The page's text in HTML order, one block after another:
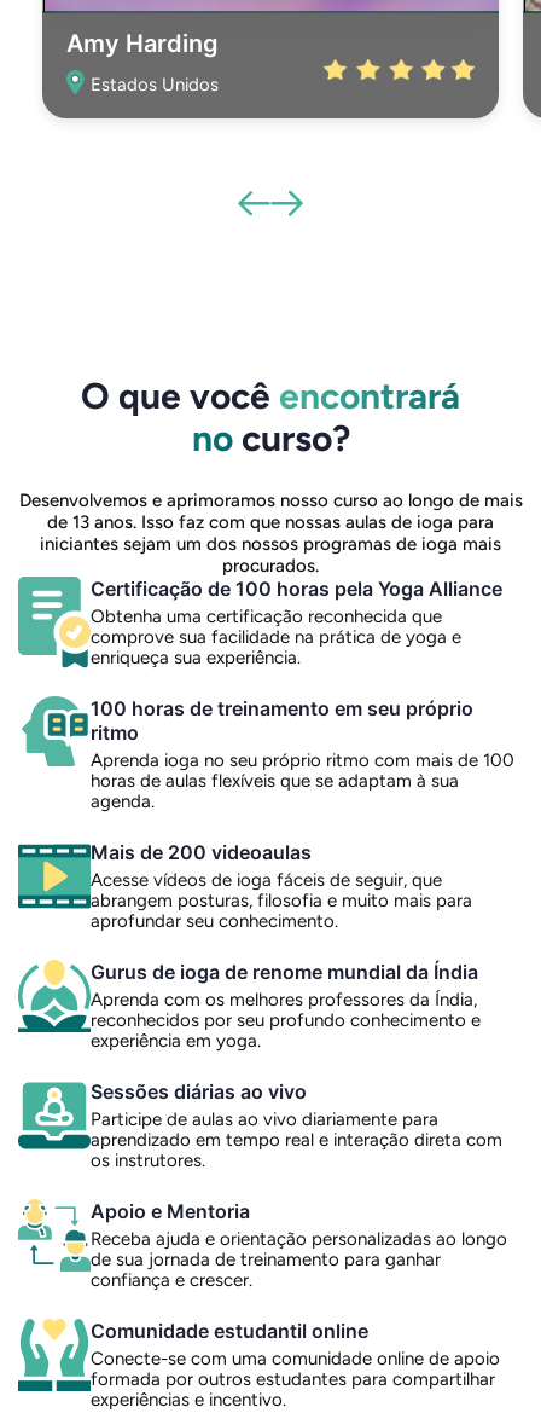
Amy Harding
Estados Unidos
O que você encontrará
nocurso?
Desenvolvemos e aprimoramos nosso curso ao longo de mais
de 13 anos. Isso faz com que nossas aulas de ioga para
iniciantes sejam um dos nossos programas de ioga mais
procurados.
Certificação de 100 horas pela Yoga Alliance
Obtenha uma certificação reconhecida que
comprove sua facilidade na prática de yoga e
enriqueça sua experiência.
100 horas de treinamento em seu próprio
ritmo
Aprenda ioga no seu próprio ritmo com mais de 100
horas de aulas flexíveis que se adaptam à sua
agenda.
Mais de 200 videoaulas
Acesse vídeos de ioga fáceis de seguir, que
abrangem posturas, filosofia e muito mais para
aprofundar seu conhecimento.
Gurus de ioga de renome mundial da Índia
Aprenda com os melhores professores da Índia,
reconhecidos por seu profundo conhecimento e
experiência em yoga.
Sessões diárias ao vivo
Participe de aulas ao vivo diariamente para
aprendizado em tempo real e interação direta com
os instrutores.
Apoio e Mentoria
Receba ajuda e orientação personalizadas ao longo
de sua jornada de treinamento para ganhar
confiança e crescer.
Comunidade estudantil online
Conecte-se com uma comunidade online de apoio
formada por outros estudantes para compartilhar
experiências e incentivo.